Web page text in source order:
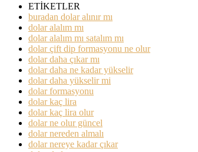
ETİKETLER
buradan dolar alınır mı
dolar alalım mı
dolar alalım mı satalım mı
dolar çift dip formasyonu ne olur
dolar daha çıkar mı
dolar daha ne kadar yükselir
dolar daha yükselir mi
dolar formasyonu
dolar kaç lira
dolar kaç lira olur
dolar ne olur güncel
dolar nereden almalı
dolar nereye kadar çıkar